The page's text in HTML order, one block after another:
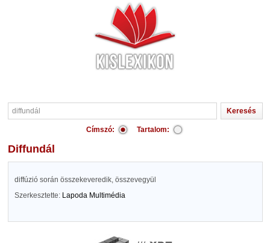
Címszó: Tartalom:
diffundál
diffúzió során összekeveredik, összevegyül
Szerkesztette: Lapoda Multimédia